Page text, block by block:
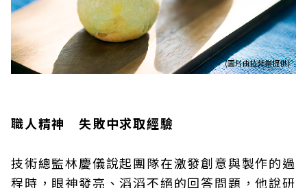
職人精神 失敗中求取經驗
技術總監林慶儀說起團隊在激發創意與製作的過
程時，眼神發亮、滔滔不絕的回答問題，他說研